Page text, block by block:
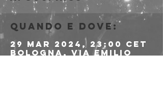
Quando e dove:
29 mar 2024, 23:00 CET
Bologna, Via Emilio